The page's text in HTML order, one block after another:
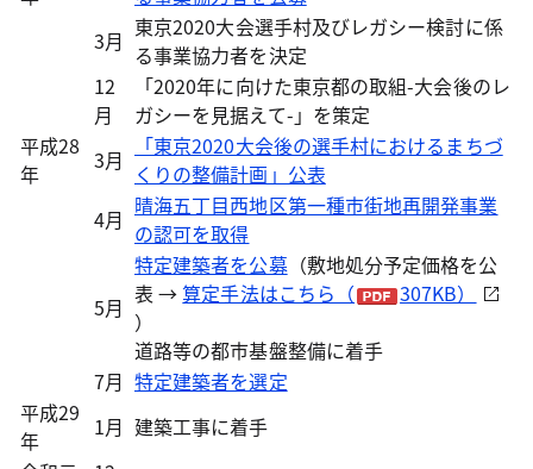
3月 東京2020大会選手村及びレガシー検討に係
る事業協力者を決定
12
月
「2020年に向けた東京都の取組-大会後のレ
ガシーを見据えて-」を策定
平成28
年
3月
「東京2020大会後の選手村におけるまちづ
くりの整備計画」公表
4月 晴海五丁目西地区第一種市街地再開発事業
の認可を取得
5月
特定建築者を公募（敷地処分予定価格を公
表 →算定手法はこちら（
307KB）
）
道路等の都市基盤整備に着手
7月 特定建築者を選定
平成29
年
1月 建築工事に着手